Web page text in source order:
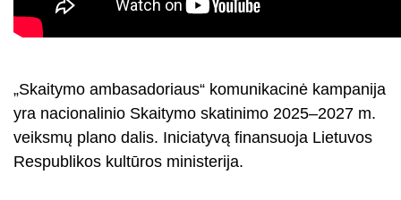
„Skaitymo ambasadoriaus“ komunikacinė kampanija
yra nacionalinio Skaitymo skatinimo 2025–2027 m.
veiksmų plano dalis. Iniciatyvą finansuoja Lietuvos
Respublikos kultūros ministerija.